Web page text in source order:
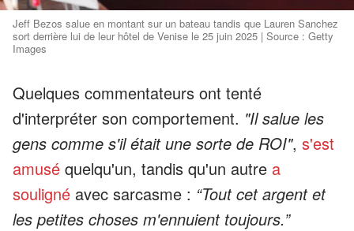
Jeff Bezos salue en montant sur un bateau tandis que Lauren Sanchez
sort derrière lui de leur hôtel de Venise le 25 juin 2025 | Source : Getty
Images
Quelques commentateurs ont tenté
d'interpréter son comportement. "Il salue les
gens comme s'il était une sorte de ROI", s'est
amusé quelqu'un, tandis qu'un autre a
souligné avec sarcasme : “Tout cet argent et
les petites choses m'ennuient toujours.”